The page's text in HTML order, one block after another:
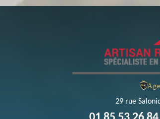
pensez à faire appel à notre entreprise
29 rue